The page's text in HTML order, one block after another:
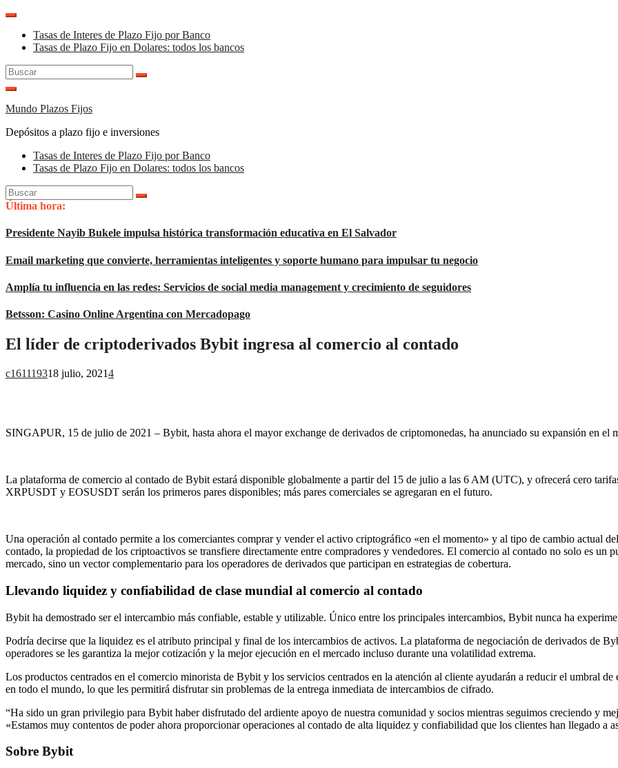
Saltar
contenidoTasas de Interes de Plazo Fijo por Banco
Tasas de Plazo Fijo en Dolares: todos los bancos
Buscar:
Mundo Plazos Fijos
Depósitos a plazo fijo e inversiones
Tasas de Interes de Plazo Fijo por Banco
Tasas de Plazo Fijo en Dolares: todos los bancos
Buscar:
Última hora:
Presidente Nayib Bukele impulsa histórica transformación educativa en El Salvador
Email marketing que convierte, herramientas inteligentes y soporte humano para impulsar tu negocio
Amplía tu influencia en las redes: Servicios de social media management y crecimiento de seguidores
Betsson: Casino Online Argentina con Mercadopago
El líder de criptoderivados Bybit ingresa al comercio al contado
c161119318 julio, 20214
SINGAPUR, 15 de julio de 2021 – Bybit, hasta ahora el mayor exchange de derivados de criptomonedas, ha anunciado su expansión en el
La plataforma de comercio al contado de Bybit estará disponible globalmente a partir del 15 de julio a las 6 AM (UTC), y ofrecerá cero
XRPUSDT y EOSUSDT serán los primeros pares disponibles; más pares comerciales se agregaran en el futuro.
Una operación al contado permite a los comerciantes comprar y vender el activo criptográfico «en el momento» y al tipo de cambio actual
contado, la propiedad de los criptoactivos se transfiere directamente entre compradores y vendedores. El comercio al contado no solo es un
mercado, sino un vector complementario para los operadores de derivados que participan en estrategias de cobertura.
Llevando liquidez y confiabilidad de clase mundial al comercio al contado
Bybit ha demostrado ser el intercambio más confiable, estable y utilizable. Único entre los principales intercambios, Bybit nunca ha
Podría decirse que la liquidez es el atributo principal y final de los intercambios de activos. La plataforma de negociación de derivados de
operadores se les garantiza la mejor cotización y la mejor ejecución en el mercado incluso durante una volatilidad extrema.
Los productos centrados en el comercio minorista de Bybit y los servicios centrados en la atención al cliente ayudarán a reducir el umbral
en todo el mundo, lo que les permitirá disfrutar sin problemas de la entrega inmediata de intercambios de cifrado.
“Ha sido un gran privilegio para Bybit haber disfrutado del ardiente apoyo de nuestra comunidad y socios mientras seguimos creciendo y
«Estamos muy contentos de poder ahora proporcionar operaciones al contado de alta liquidez y confiabilidad que los clientes han llegado a
Sobre Bybit